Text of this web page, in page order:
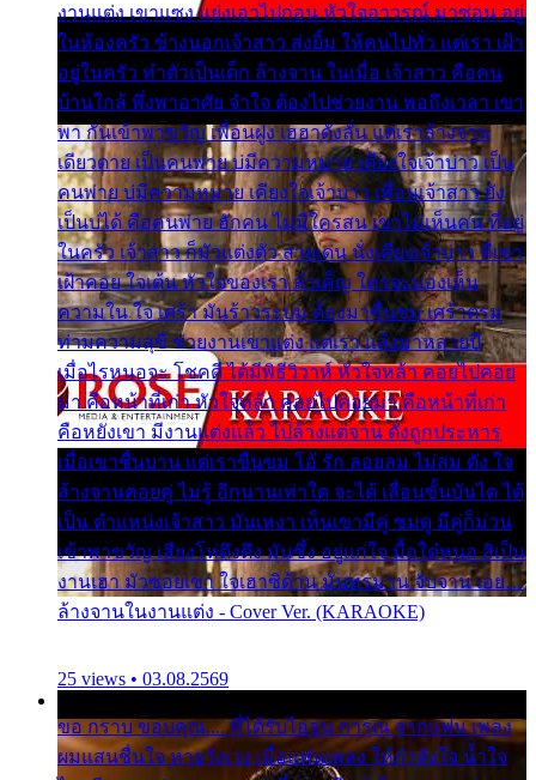
งานแต่ง เขาแซง แย่งเอาไปก่อน หัวใจอาวรณ์ มาซ่อน อยู่
ในห้องครัว ข้างนอกเจ้าสาว ส่งยิ้ม ให้คนไปทั่ว แต่เรา เฝ้า
อยู่ในครัว ทำตัวเป็นเด็ก ล้างจาน ในเมื่อ เจ้าสาว คือคน
บ้านใกล้ พึ่งพาอาศัย จำใจ ต้องไปช่วยงาน พอถึงเวลา เขา
พา กันเข้าพาขวัญ เพื่อนฝูง เฮฮาดังลั่น แต่เราล้างจาน
เดียวดาย เป็นคนพ่าย บ่มีความหมาย เคียงใจเจ้าบ่าว เป็น
คนพ่าย บ่มีความหมาย เคียงใจเจ้าบ่าว เพื่อนเจ้าสาว ยัง
เป็นบ่ได้ คือคนพ่าย ฮักคน ไม่มีใครสน เขาไม่เห็นคน ที่อยู่
ในครัว เจ้าสาว ก็มัวแต่งตัว สวยเด่น นั่งเคียงเจ้าบ่าว ที่เขา
เฝ้าคอย ใจเต้น หัวใจของเรา ลำเค็ญ ใครจะมองเห็น
ความใน ใจ เศร้า มันร้าวระบม ต้องมาขื่นขม เศร้าตรม
ท่ามความสุขี ช่วยงานเขาแต่ง แต่เรา แล้งมาหลายปี
เมื่อไรหนอจะ โชคดี ได้มีพิธีวิวาห์ หัวใจหล้า คอยไปคอย
มา คือหน้าที่เก่า หัวใจหล้า คอยไปคอยมา คือหน้าที่เก่า
คือหยังเขา มีงานแต่งแล้ว ไปล้างแต่จาน ดั่งถูกประหาร
เมื่อเขาชื่นบาน แต่เราขื่นขม โอ้ รัก ลอยลม ไม่สม ดัง ใจ
ล้างจานคอยคู่ ไม่รู้ อีกนานเท่าใด จะได้ เลื่อนขั้นบันได ได้
เป็น ตำแหน่งเจ้าสาว มันเหงา เห็นเขามีคู่ ซมดู มีคู่ก็ม่วน
เข้าพาขวัญ เสียงโห่ตึงตึง มันซึ้ง อยู่แก่ใจ มื้อใด๋หนอ สิเป็น
งานเฮา มัวซอยเขา ใจเฮาซิด้าน มันทรมาน จับจาน เอย…
ล้างจานในงานแต่ง - Cover Ver. (KARAOKE)
25 views • 03.08.2569
ขอ กราบ ขอบคุณ.... ที่ได้รับไออุ่น การุณ จากแฟน เพลง
ผมแสนชื่นใจ หายวังเวง เมื่อแฟนเพลง ให้กำลังใจ น้ำใจ